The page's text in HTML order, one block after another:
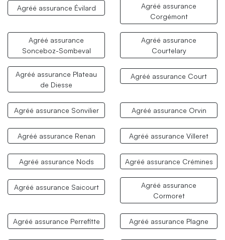
Agréé assurance Évilard
Agréé assurance
Corgémont
Agréé assurance
Sonceboz-Sombeval
Agréé assurance
Courtelary
Agréé assurance Plateau
de Diesse
Agréé assurance Court
Agréé assurance Sonvilier Agréé assurance Orvin
Agréé assurance Renan Agréé assurance Villeret
Agréé assurance Nods Agréé assurance Crémines
Agréé assurance Saicourt
Agréé assurance
Cormoret
Agréé assurance Perrefitte Agréé assurance Plagne